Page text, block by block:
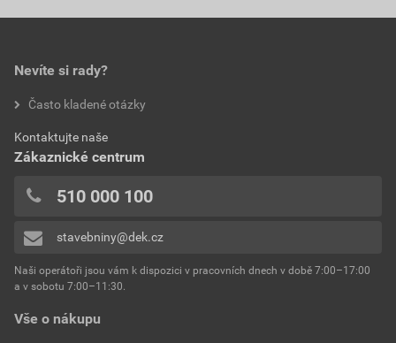
Vše o nákupu
Nevíte si rady?
Často kladené otázky
Kontaktujte naše
Zákaznické centrum
510 000 100
stavebniny@dek.cz
Naši operátoři jsou vám k dispozici v pracovních dnech v době 7:00–17:00
a v sobotu 7:00–11:30.